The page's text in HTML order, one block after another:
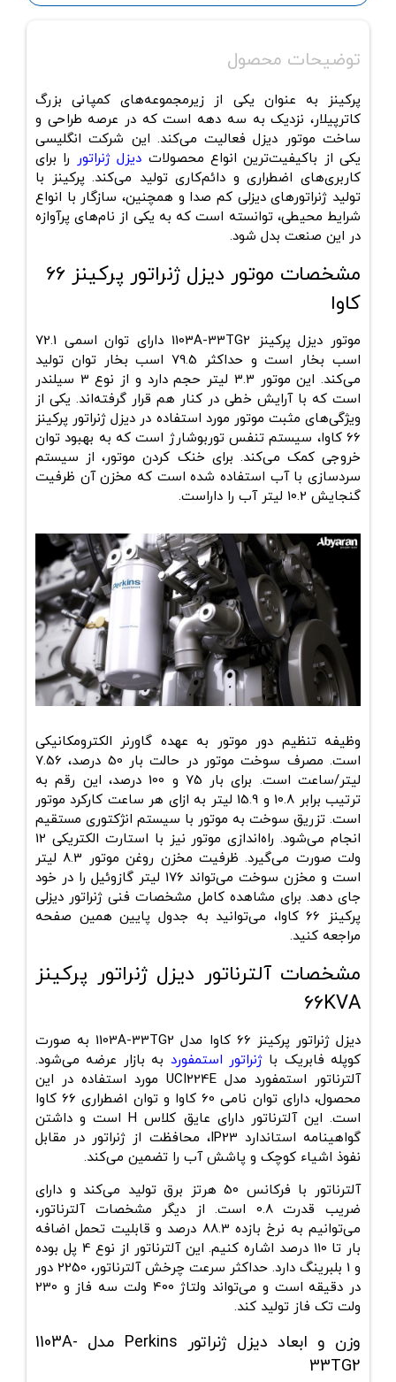
توضیحات محصول
پرکینز به عنوان یکی از زیرمجموعه‌های کمپانی بزرگ
کاترپیلار، نزدیک به سه دهه است که در عرصه طراحی و
ساخت موتور دیزل فعالیت می‌کند. این شرکت انگلیسی
یکی از باکیفیت‌ترین انواع محصولات دیزل ژنراتور را برای
کاربری‌های اضطراری و دائم‌کاری تولید می‌کند. پرکینز با
تولید ژنراتورهای دیزلی کم صدا و همچنین، سازگار با انواع
شرایط محیطی، توانسته است که به یکی از نام‌های پرآوازه
در این صنعت بدل شود.
مشخصات موتور دیزل ژنراتور پرکینز 66
کاوا
موتور دیزل پرکینز 1103A-33TG2 دارای توان اسمی 72.1
اسب بخار است و حداکثر 79.5 اسب بخار توان تولید
می‌کند. این موتور 3.3 لیتر حجم دارد و از نوع 3 سیلندر
است که با آرایش خطی در کنار هم قرار گرفته‌اند. یکی از
ویژگی‌های مثبت موتور مورد استفاده در دیزل ژنراتور پرکینز
66 کاوا، سیستم تنفس توربوشارژ است که به بهبود توان
خروجی کمک می‌کند. برای خنک کردن موتور، از سیستم
سردسازی با آب استفاده شده است که مخزن آن ظرفیت
گنجایش 10.2 لیتر آب را داراست.
وظیفه تنظیم دور موتور به عهده گاورنر الکترومکانیکی
است. مصرف سوخت موتور در حالت بار 50 درصد، 7.56
لیتر/ساعت است. برای بار 75 و 100 درصد، این رقم به
ترتیب برابر 10.8 و 15.9 لیتر به ازای هر ساعت کارکرد موتور
است. تزریق سوخت به موتور با سیستم انژکتوری مستقیم
انجام می‌شود. راه‌اندازی موتور نیز با استارت الکتریکی 12
ولت صورت می‌گیرد. ظرفیت مخزن روغن موتور 8.3 لیتر
است و مخزن سوخت می‌تواند 176 لیتر گازوئیل را در خود
جای دهد. برای مشاهده کامل مشخصات فنی ژنراتور دیزلی
پرکینز 66 کاوا
، می‌توانید به جدول پایین همین صفحه
مراجعه کنید.
مشخصات آلترناتور دیزل ژنراتور پرکینز
66KVA
دیزل ژنراتور پرکینز 66 کاوا مدل 1103A-33TG2
به صورت
کوپله فابریک باژنراتور استمفورد به بازار عرضه می‌شود.
آلترناتور استمفورد مدل UCI224E مورد استفاده در این
محصول، دارای توان نامی 60 کاوا و توان اضطراری 66 کاوا
است. این آلترناتور دارای عایق کلاس H است و داشتن
گواهینامه استاندارد IP23، محافظت از ژنراتور در مقابل
نفوذ اشیاء کوچک و پاشش آب را تضمین می‌کند.
آلترناتور با فرکانس 50 هرتز برق تولید می‌کند و دارای
ضریب قدرت 0.8 است. از دیگر مشخصات آلترناتور،
می‌توانیم به نرخ بازده 88.3 درصد و قابلیت تحمل اضافه
بار تا 110 درصد اشاره کنیم. این آلترناتور از نوع 4 پل بوده
و 1 بلبرینگ دارد. حداکثر سرعت چرخش آلترناتور، 2250 دور
در دقیقه است و می‌تواند ولتاژ 400 ولت سه فاز و 230
ولت تک فاز تولید کند.
وزن و ابعاد دیزل ژنراتور Perkins مدل 1103A-
33TG2